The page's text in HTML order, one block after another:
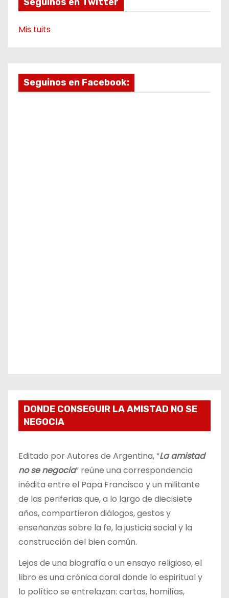
Mis tuits
Seguinos en Facebook:
DONDE CONSEGUIR LA AMISTAD NO SE
NEGOCIA
Editado por Autores de Argentina, “La amistad
no se negocia” reúne una correspondencia
inédita entre el Papa Francisco y un militante
de las periferias que, a lo largo de diecisiete
años, compartieron diálogos, gestos y
enseñanzas sobre la fe, la justicia social y la
construcción del bien común.
Lejos de una biografía o un ensayo religioso, el
libro es una crónica coral donde lo espiritual y
lo político se entrelazan: cartas, homilías,